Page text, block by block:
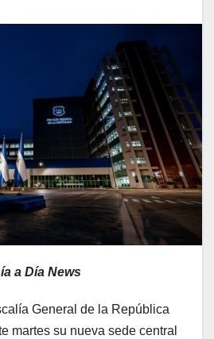
a Día News
General de la República
martes su nueva sede central